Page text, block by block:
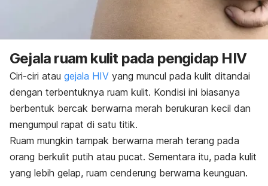
Gejala ruam kulit pada pengidap HIV
Ciri-ciri atau gejala HIV yang muncul pada kulit ditandai
dengan terbentuknya ruam kulit. Kondisi ini biasanya
berbentuk bercak berwarna merah berukuran kecil dan
mengumpul rapat di satu titik.
Ruam mungkin tampak berwarna merah terang pada
orang berkulit putih atau pucat. Sementara itu, pada kulit
yang lebih gelap, ruam cenderung berwarna keunguan.